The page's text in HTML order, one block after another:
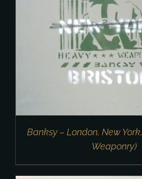
Banksy – London, New
Weaponry)